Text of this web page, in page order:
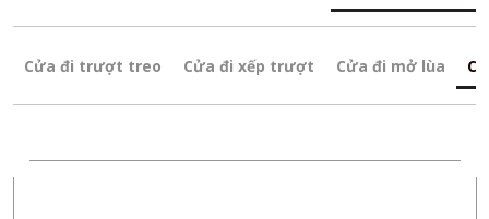
Cửa đi trượt treo Cửa đi xếp trượt Cửa đi mở lùa